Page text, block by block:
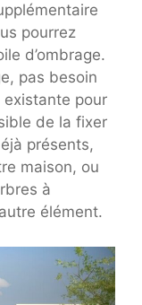
pourrez
d’ombrage.
pas besoin
pour
de la fixer
présents,
maison, ou
à
élément.